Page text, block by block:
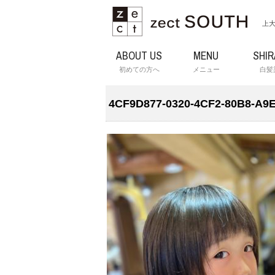
上
ABOUT US
初めての方へ
MENU
メニュー 白髪
4CF9D877-0320-4CF2-80B8-